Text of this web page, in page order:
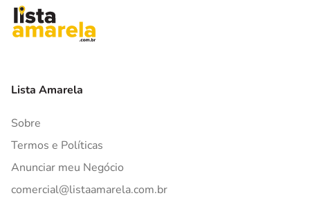
Lista Amarela
Sobre
Termos e Políticas
Anunciar meu Negócio
comercial@listaamarela.com.br